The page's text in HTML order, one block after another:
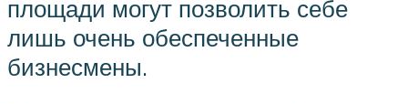
площади могут позволить себе
лишь очень обеспеченные
бизнесмены.